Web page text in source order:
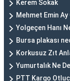
Kerem Sokak
Mehmet Emin
Yolgeçen Hanı
Bursa plakası
Korkusuz Zıt
Yumurtalık Ne
PTT Kargo